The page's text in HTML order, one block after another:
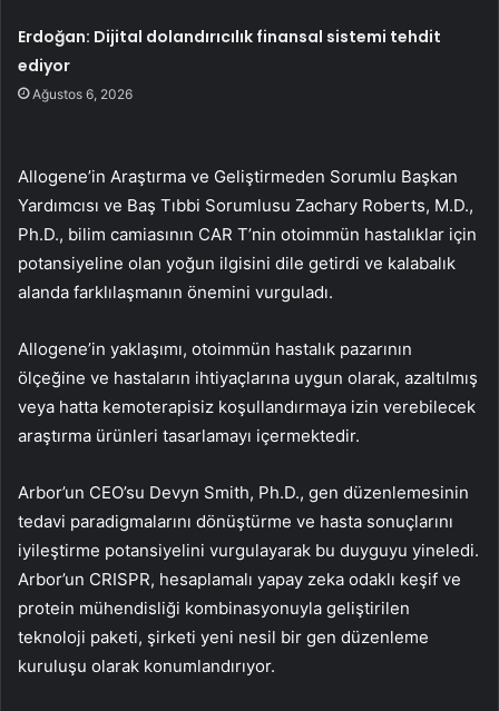
Erdoğan: Dijital dolandırıcılık finansal sistemi tehdit
ediyor
Ağustos 6, 2026
Allogene’in Araştırma ve Geliştirmeden Sorumlu Başkan
Yardımcısı ve Baş Tıbbi Sorumlusu Zachary Roberts, M.D.,
Ph.D., bilim camiasının CAR T’nin otoimmün hastalıklar için
potansiyeline olan yoğun ilgisini dile getirdi ve kalabalık
alanda farklılaşmanın önemini vurguladı.
Allogene’in yaklaşımı, otoimmün hastalık pazarının
ölçeğine ve hastaların ihtiyaçlarına uygun olarak, azaltılmış
veya hatta kemoterapisiz koşullandırmaya izin verebilecek
araştırma ürünleri tasarlamayı içermektedir.
Arbor’un CEO’su Devyn Smith, Ph.D., gen düzenlemesinin
tedavi paradigmalarını dönüştürme ve hasta sonuçlarını
iyileştirme potansiyelini vurgulayarak bu duyguyu yineledi.
Arbor’un CRISPR, hesaplamalı yapay zeka odaklı keşif ve
protein mühendisliği kombinasyonuyla geliştirilen
teknoloji paketi, şirketi yeni nesil bir gen düzenleme
kuruluşu olarak konumlandırıyor.